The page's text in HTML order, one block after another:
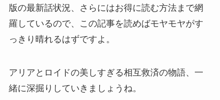
版の最新話状況、さらにはお得に読む方法まで網
羅しているので、この記事を読めばモヤモヤがす
っきり晴れるはずですよ。
アリアとロイドの美しすぎる相互救済の物語、一
緒に深掘りしていきましょうね。